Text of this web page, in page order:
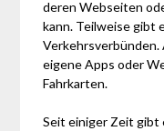
deren Webseiten
kann. Teilweise gibt
Verkehrsverbünden.
eigene Apps oder
Fahrkarten.
Seit einiger Zeit gibt